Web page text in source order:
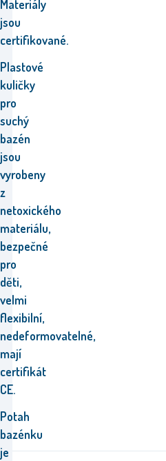
Materiály
jsou
certifikované.
Plastové
kuličky
pro
suchý
bazén
jsou
vyrobeny
z
netoxického
materiálu,
bezpečné
pro
děti,
velmi
flexibilní,
nedeformovatelné,
mají
certifikát
CE.
Potah
bazénku
je